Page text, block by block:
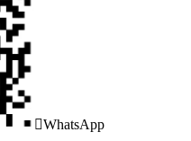
WhatsApp